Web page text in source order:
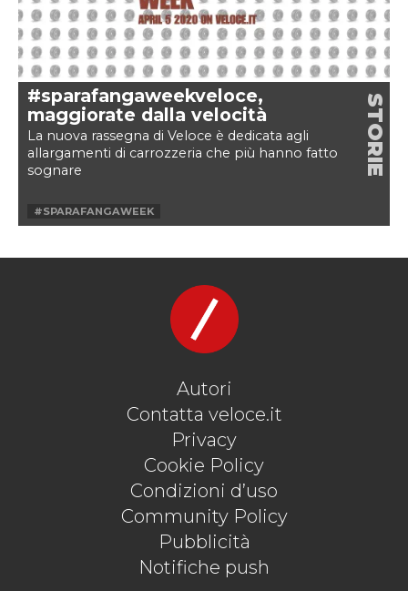
#sparafangaweekveloce,
maggiorate dalla velocità
La nuova rassegna di Veloce è dedicata agli
allargamenti di carrozzeria che più hanno fatto
sognare
STORIE
#SPARAFANGAWEEK
Autori
Contatta veloce.it
Privacy
Cookie Policy
Condizioni d’uso
Community Policy
Pubblicità
Notifiche push